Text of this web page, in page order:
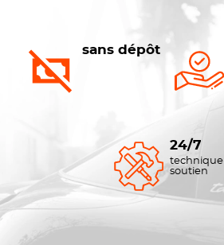
sans dépôt
24/7
technique
soutien